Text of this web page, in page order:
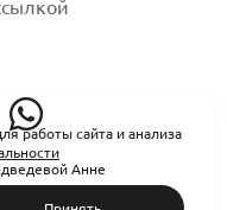
Анне
работы сайта и анализа